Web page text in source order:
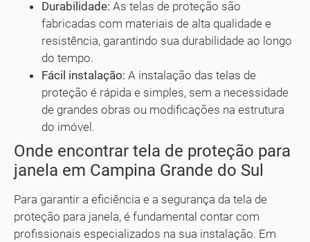
Durabilidade: As telas de proteção são
fabricadas com materiais de alta qualidade e
resistência, garantindo sua durabilidade ao longo
do tempo.
Fácil instalação: A instalação das telas de
proteção é rápida e simples, sem a necessidade
de grandes obras ou modificações na estrutura
do imóvel.
Onde encontrar tela de proteção para
janela em Campina Grande do Sul
Para garantir a eficiência e a segurança da tela de
proteção para janela, é fundamental contar com
profissionais especializados na sua instalação. Em